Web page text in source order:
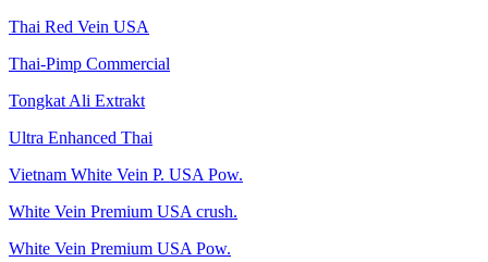
Thai Red Vein USA
Thai-Pimp Commercial
Tongkat Ali Extrakt
Ultra Enhanced Thai
Vietnam White Vein P. USA Pow.
White Vein Premium USA crush.
White Vein Premium USA Pow.